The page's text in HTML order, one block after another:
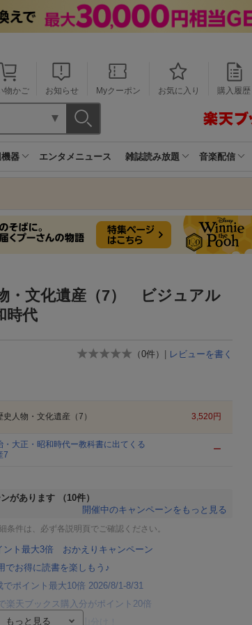
物かご お知らせ Myクーポン お気に入り 購入履歴
器 エンタメニュース 雑誌読み放題 音楽配信
・文化遺産（7） ビジュアル
時代
（0件） | レビューを書く
人物・文化遺産（7） 3,520円
・大正・昭和時代ー教科書に出てくる
7
ー
があります
（10件）
開催中のキャンペーンをもっと見る
件は、必ず各説明頁でご確認ください。
ント最大3倍 おかえりキャンペーン
でお得に読書を楽しもう♪
ポイント最大10倍 2026/8/1-8/31
楽天ブックス購入分がポイント20倍
で100万ポイント山分け！